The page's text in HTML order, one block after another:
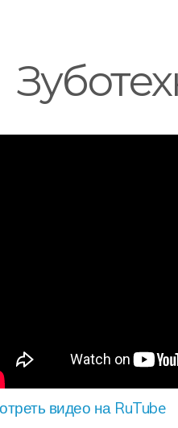
видео на RuTube